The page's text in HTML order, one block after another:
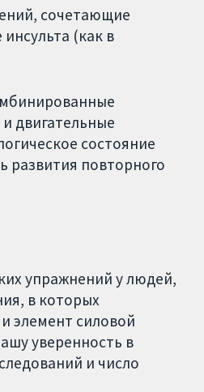
сочетающие
(как в
двигательные
состояние
развития повторного
упражнений у людей,
в которых
элемент силовой
уверенность в
и число